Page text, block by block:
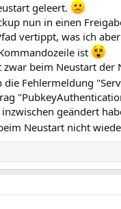
geleert.
nun in einen
vertippt, was ich
ist
beim Neustart
Fehlermeldung
geändert
Neustart nicht